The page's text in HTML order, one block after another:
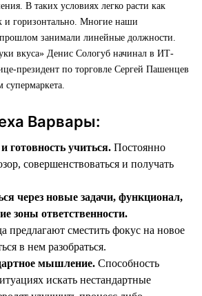
В таких условиях легко расти как
и горизонтально. Многие наши
занимали линейные должности.
вкуса» Денис Сологуб начинал в ИТ-
президент по торговле Сергей Пашенцев
супермаркета.
Варвары:
готовность учиться. Постоянно
совершенствоваться и получать
через новые задачи, функционал,
зоны ответственности.
предлагают сместить фокус на новое
в нем разобраться.
мышление. Способность
искать нестандартные